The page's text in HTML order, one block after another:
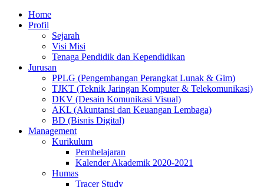
Home
Profil
Sejarah
Visi Misi
Tenaga Pendidik dan Kependidikan
Jurusan
PPLG (Pengembangan Perangkat Lunak & Gim)
TJKT (Teknik Jaringan Komputer & Telekomunikasi)
DKV (Desain Komunikasi Visual)
AKL (Akuntansi dan Keuangan Lembaga)
BD (Bisnis Digital)
Management
Kurikulum
Pembelajaran
Kalender Akademik 2020-2021
Humas
Tracer Study